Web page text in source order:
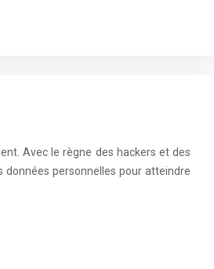
Avec le règne des hackers et des
personnelles pour atteindre